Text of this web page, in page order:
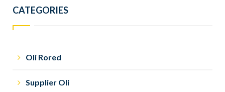
CATEGORIES
Oli Rored
Supplier Oli